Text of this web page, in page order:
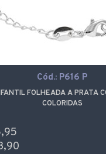
Cód.: P616 P
FOLHEADA A PRATA
COLORIDAS